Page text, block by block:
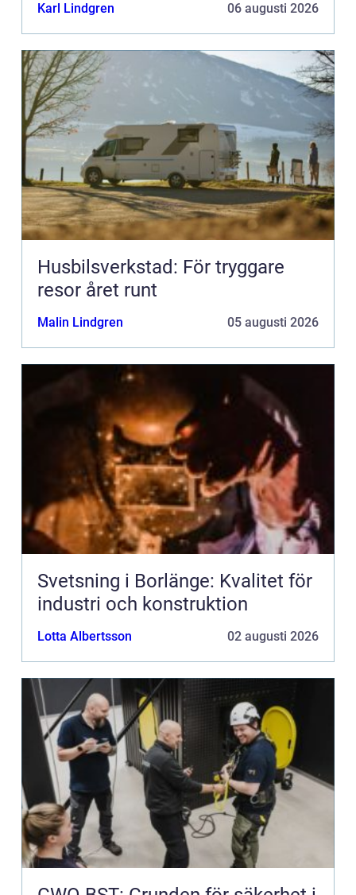
Karl Lindgren 06 augusti 2026
Husbilsverkstad: För tryggare
resor året runt
Malin Lindgren 05 augusti 2026
Svetsning i Borlänge: Kvalitet för
industri och konstruktion
Lotta Albertsson 02 augusti 2026